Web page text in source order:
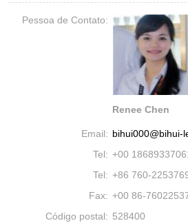
Pessoa de Contato:
Renee Chen
Email: bihui000@bihui-
Tel: +00
Tel: +86 760-
Fax: +00 86-
Código postal: 528400